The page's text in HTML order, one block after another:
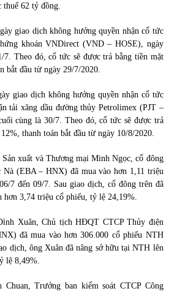
62 tỷ đồng.
giao dịch không hưởng quyền nhận cổ tức
khoán VNDirect (VND – HOSE), ngày
7. Theo đó, cổ tức sẽ được trả bằng tiền mặt
bắt đầu từ ngày 29/7/2020.
giao dịch không hưởng quyền nhận cổ tức
tải xăng dầu đường thủy Petrolimex (PJT –
cùng là 30/7. Theo đó, cổ tức sẽ được trả
thanh toán bắt đầu từ ngày 10/8/2020.
xuất và Thương mại Minh Ngọc, cổ đông
Nà (EBA – HNX) đã mua vào hơn 1,11 triệu
7 đến 09/7. Sau giao dịch, cổ đông trên đã
hơn 3,74 triệu cổ phiếu, tỷ lệ 24,19%.
Xuân, Chủ tịch HĐQT CTCP Thủy điện
đã mua vào hơn 306.000 cổ phiếu NTH
dịch, ông Xuân đã nâng sở hữu tại NTH lên
lệ 8,49%.
Chuan, Trưởng ban kiểm soát CTCP Công